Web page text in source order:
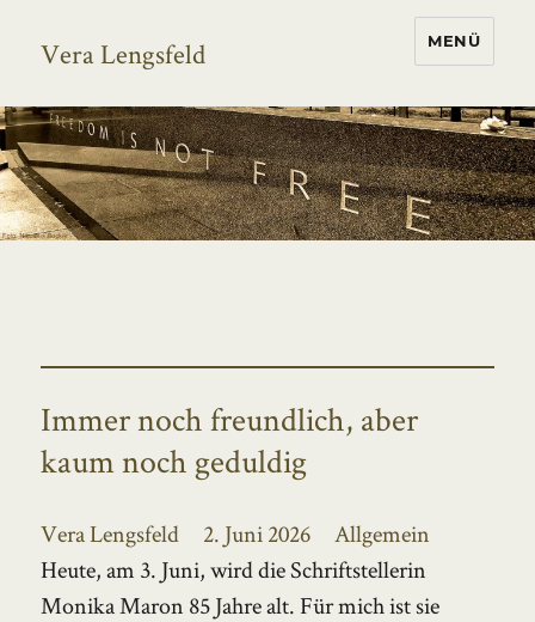
Vera Lengsfeld MENÜ
Immer noch freundlich, aber
kaum noch geduldig
Autor
Vera Lengsfeld
Veröffentlicht
am
2. Juni 2026 Kategorien
Allgemein
Heute, am 3. Juni, wird die Schriftstellerin
Monika Maron 85 Jahre alt. Für mich ist sie